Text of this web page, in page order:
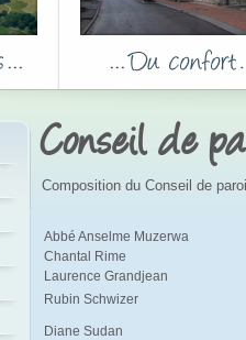
Conseil de
Composition du Conseil de
Abbé Anselme Muzerwa
Chantal Rime
Laurence Grandjean
Rubin Schwizer
Diane Sudan